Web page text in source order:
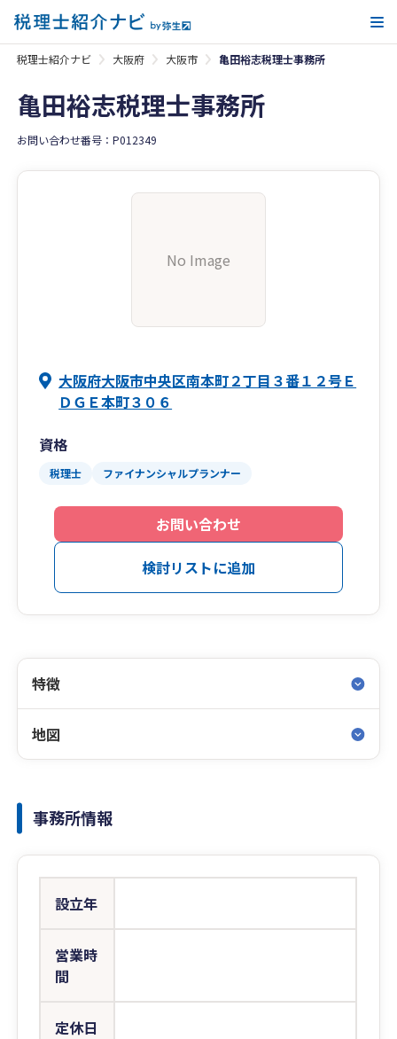
税理士紹介ナビ 大阪府 大阪市 亀田裕志税理士事務所
亀田裕志税理士事務所
お問い合わせ番号：P012349
No Image
大阪府大阪市中央区南本町２丁目３番１２号Ｅ
ＤＧＥ本町３０６
資格
税理士 ファイナンシャルプランナー
お問い合わせ
検討リストに追加
特徴
地図
事務所情報
設立年
営業時
間
定休日